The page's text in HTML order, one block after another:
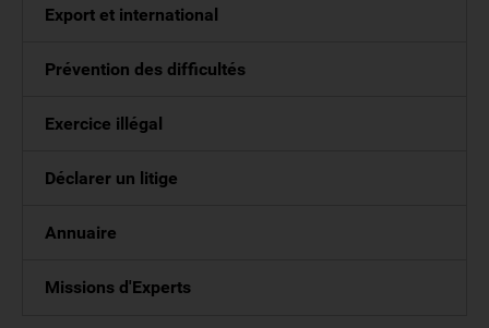
Export et international
Prévention des difficultés
Exercice illégal
Déclarer un litige
Annuaire
Missions d'Experts